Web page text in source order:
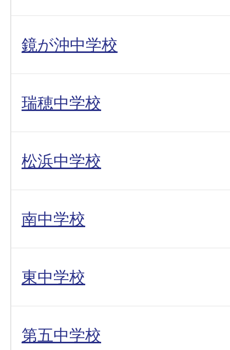
鏡が沖中学校
瑞穂中学校
松浜中学校
南中学校
東中学校
第五中学校